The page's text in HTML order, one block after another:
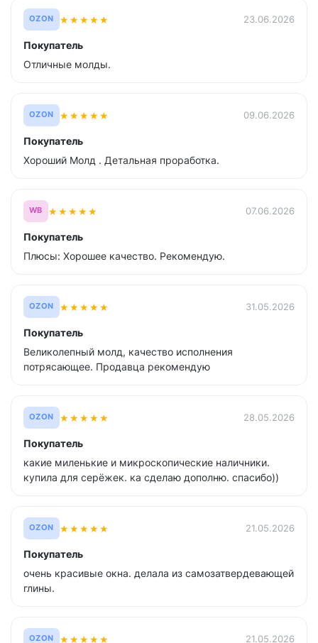
OZON ★★★★★ 23.06.2026
Покупатель
Отличные молды.
OZON ★★★★★ 09.06.2026
Покупатель
Хороший Молд . Детальная проработка.
WB ★★★★★ 07.06.2026
Покупатель
Плюсы: Хорошее качество. Рекомендую.
OZON ★★★★★ 31.05.2026
Покупатель
Великолепный молд, качество исполнения
потрясающее. Продавца рекомендую
OZON ★★★★★ 28.05.2026
Покупатель
какие миленькие и микроскопические наличники.
купила для серёжек. ка сделаю дополню. спасибо))
OZON ★★★★★ 21.05.2026
Покупатель
очень красивые окна. делала из самозатвердевающей
глины.
OZON ★★★★★ 21.05.2026